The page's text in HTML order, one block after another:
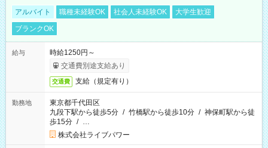
アルバイト 職種未経験OK 社会人未経験OK
大学生歓迎
ブランクOK
給与
時給1250円～
交通費別途支給あり
交通費 支給（規定有り）
勤務地
東京都千代田区
九段下駅から徒歩5分 / 竹橋駅から徒歩10分 / 神保町駅から徒
歩15分 / …
株式会社ライブパワー